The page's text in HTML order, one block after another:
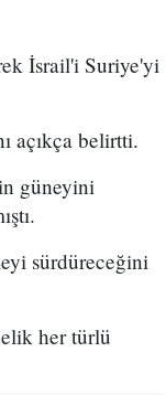
İsrail'i Suriye'yi
açıkça belirtti.
güneyini
sürdüreceğini
her türlü